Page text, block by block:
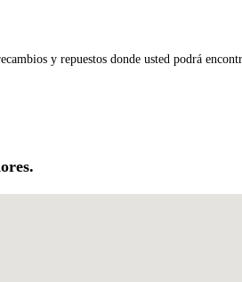
y repuestos donde usted podrá